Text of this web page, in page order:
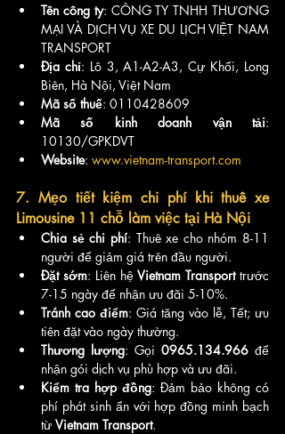
Tên công ty: CÔNG TY TNHH THƯƠNG
MẠI VÀ DỊCH VỤ XE DU LỊCH VIỆT NAM
TRANSPORT
Địa chỉ: Lô 3, A1-A2-A3, Cự Khối, Long
Biên, Hà Nội, Việt Nam
Mã số thuế: 0110428609
Mã số kinh doanh vận tải:
10130/GPKDVT
Website: www.vietnam-transport.com
7. Mẹo tiết kiệm chi phí khi thuê xe
Limousine 11 chỗ làm việc tại Hà Nội
Chia sẻ chi phí: Thuê xe cho nhóm 8-11
người để giảm giá trên đầu người.
Đặt sớm: Liên hệ Vietnam Transport trước
7-15 ngày để nhận ưu đãi 5-10%.
Tránh cao điểm: Giá tăng vào lễ, Tết; ưu
tiên đặt vào ngày thường.
Thương lượng: Gọi 0965.134.966 để
nhận gói dịch vụ phù hợp và ưu đãi.
Kiểm tra hợp đồng: Đảm bảo không có
phí phát sinh ẩn với hợp đồng minh bạch
từ Vietnam Transport.